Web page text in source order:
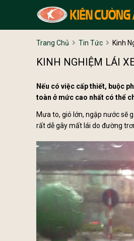
Trang Chủ Tin Tức Kinh
KINH NGHIỆM LÁI
Nếu có việc cấp thiết, buộc
toàn ở mức cao nhất có thể
Mưa to, gió lớn, ngập nước sẽ
rất dễ gây mất lái do đường